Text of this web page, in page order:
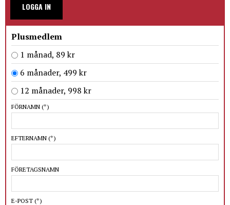
LOGGA IN
Plusmedlem
1 månad, 89 kr
6 månader, 499 kr
12 månader, 998 kr
FÖRNAMN (*)
EFTERNAMN (*)
FÖRETAGSNAMN
E-POST (*)